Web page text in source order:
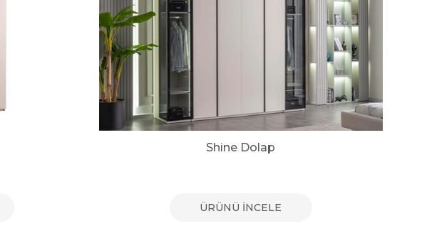
Shine Dolap
ÜRÜNÜ İNCELE